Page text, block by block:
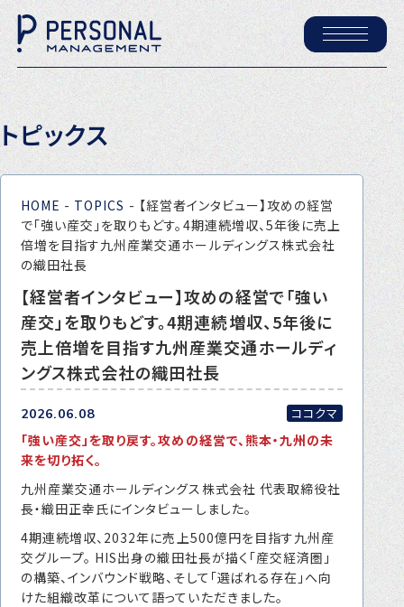
ホーム
パーソナル・マネジメントについて
会社概要
採用情報
トピックス
P-maneコラム
ニュース
転職相談会
転職者の声
キャリア採用をお考えの企業様へ
選ばれる４つの理由
トピックス
HOME - TOPICS - 【経営者インタビュー】攻めの経営
で「強い産交」を取りもどす。4期連続増収、5年後に売上
倍増を目指す九州産業交通ホールディングス株式会社
の織田社長
【経営者インタビュー】攻めの経営で「強い
産交」を取りもどす。4期連続増収、5年後に
売上倍増を目指す九州産業交通ホールディ
ングス株式会社の織田社長
2026.06.08 ココクマ
「強い産交」を取り戻す。攻めの経営で、熊本・九州の未
来を切り拓く。
九州産業交通ホールディングス株式会社 代表取締役社
長・織田正幸氏にインタビューしました。
4期連続増収、2032年に売上500億円を目指す九州産
交グループ。 HIS出身の織田社長が描く「産交経済圏」
の構築、インバウンド戦略、そして「選ばれる存在」へ向
けた組織改革について語っていただきました。